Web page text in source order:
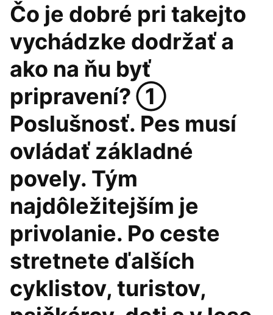
Čo je dobré pri takejto
vychádzke dodržať a
ako na ňu byť
pripravení? ①
Poslušnosť. Pes musí
ovládať základné
povely. Tým
najdôležitejším je
privolanie. Po ceste
stretnete ďalších
cyklistov, turistov,